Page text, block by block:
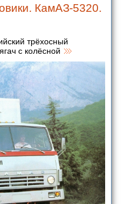
КамАЗ-5320.
трёхосный
с колёсной